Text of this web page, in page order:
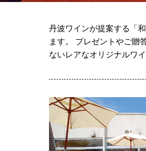
丹波ワインが提案する「
ます。 プレゼントやご贈
ないレアなオリジナルワ